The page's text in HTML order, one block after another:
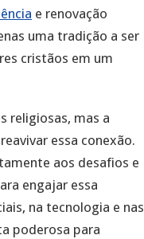
e renovação
uma tradição a ser
cristãos em um
religiosas, mas a
essa conexão.
aos desafios e
engajar essa
na tecnologia e nas
poderosa para